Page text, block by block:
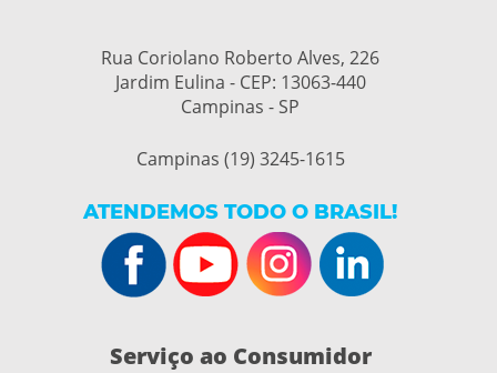
Rua Coriolano Roberto Alves, 226
Jardim Eulina - CEP: 13063-440
Campinas - SP
Campinas (19) 3245-1615
ATENDEMOS TODO O BRASIL!
Serviço ao Consumidor